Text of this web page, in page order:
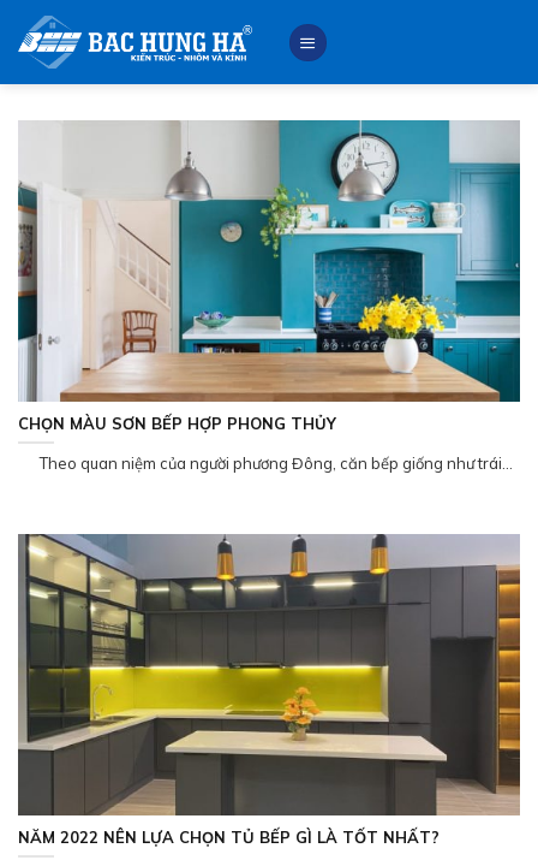
content
CHỌN MÀU SƠN BẾP HỢP PHONG THỦY
Theo quan niệm của người phương Đông, căn bếp giống như trái...
NĂM 2022 NÊN LỰA CHỌN TỦ BẾP GÌ LÀ TỐT NHẤT?